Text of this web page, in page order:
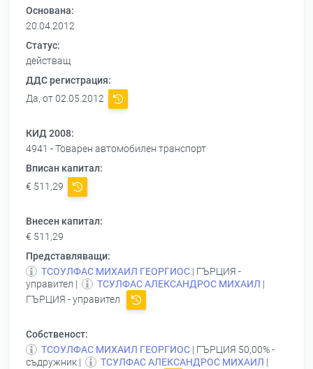
Основана:
20.04.2012
Статус:
действащ
ДДС регистрация:
Да, от 02.05.2012
КИД 2008:
4941 - Товарен автомобилен транспорт
Вписан капитал:
€ 511,29
Внесен капитал:
€ 511,29
Представляващи:
ТСОУЛФАС МИХАИЛ ГЕОРГИОС | ГЪРЦИЯ -
управител |
ТСУЛФАС АЛЕКСАНДРОС МИХАИЛ |
ГЪРЦИЯ - управител
Собственост:
ТСОУЛФАС МИХАИЛ ГЕОРГИОС | ГЪРЦИЯ 50,00% -
съдружник |
ТСУЛФАС АЛЕКСАНДРОС МИХАИЛ |